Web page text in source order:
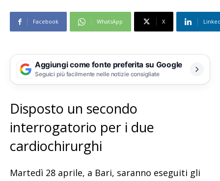
Facebook WhatsApp X
Aggiungi come fonte preferita su Google
Seguici più facilmente nelle notizie consigliate
Disposto un secondo
interrogatorio per i due
cardiochirurghi
Martedì 28 aprile, a Bari, saranno eseguiti gli